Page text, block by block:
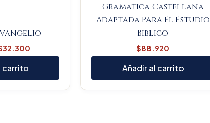
32.300
carrito
Gramatica Castellana
Adaptada Para El Estudio
Biblico
$88.920
Añadir al carrito